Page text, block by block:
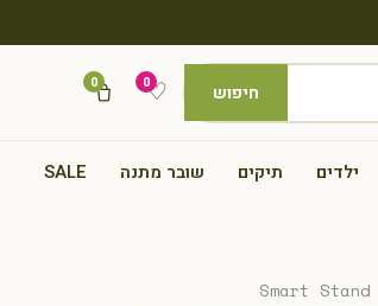
חיפוש ♡
0
0
ילדים תיקים שובר מתנה SALE